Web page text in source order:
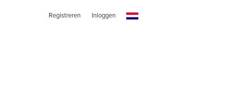
Registreren Inloggen